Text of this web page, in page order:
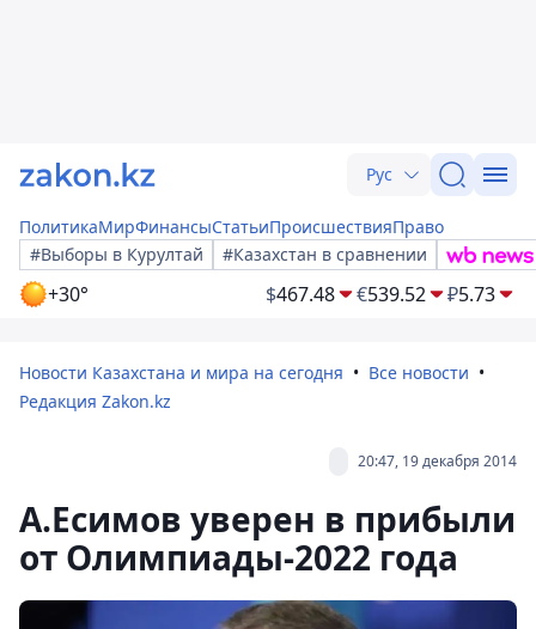
Рус
ПолитикаМирФинансыСтатьиПроисшествияПраво
#Выборы в Курултай
#Казахстан в сравнении
+30° $467.48 €539.52 ₽5.73
Новости Казахстана и мира на сегодня
Все новости
Редакция Zakon.kz
20:47, 19 декабря 2014
А.Есимов уверен в прибыли
от Олимпиады-2022 года